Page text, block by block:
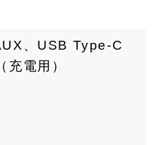
、USB Type-C
（充電用）